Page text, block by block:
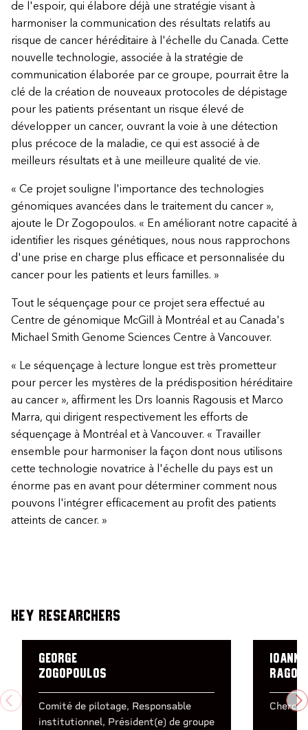
de l'espoir, qui élabore déjà une stratégie visant à
harmoniser la communication des résultats relatifs au
risque de cancer héréditaire à l'échelle du Canada. Cette
nouvelle technologie, associée à la stratégie de
communication élaborée par ce groupe, pourrait être la
clé de la création de nouveaux protocoles de dépistage
pour les patients présentant un risque élevé de
développer un cancer, ouvrant la voie à une détection
plus précoce de la maladie, ce qui est associé à de
meilleurs résultats et à une meilleure qualité de vie.
« Ce projet souligne l'importance des technologies
génomiques avancées dans le traitement du cancer »,
ajoute le Dr Zogopoulos. « En améliorant notre capacité à
identifier les risques génétiques, nous nous rapprochons
d'une prise en charge plus efficace et personnalisée du
cancer pour les patients et leurs familles. »
Tout le séquençage pour ce projet sera effectué au
Centre de génomique McGill à Montréal et au Canada's
Michael Smith Genome Sciences Centre à Vancouver.
« Le séquençage à lecture longue est très prometteur
pour percer les mystères de la prédisposition héréditaire
au cancer », affirment les Drs Ioannis Ragousis et Marco
Marra, qui dirigent respectivement les efforts de
séquençage à Montréal et à Vancouver. « Travailler
ensemble pour harmoniser la façon dont nous utilisons
cette technologie novatrice à l'échelle du pays est un
énorme pas en avant pour déterminer comment nous
pouvons l'intégrer efficacement au profit des patients
atteints de cancer. »
Key Researchers
PREVIOUS
George
Zogopoulos
Comité de pilotage Responsable
institutionnel Président(e) de groupe